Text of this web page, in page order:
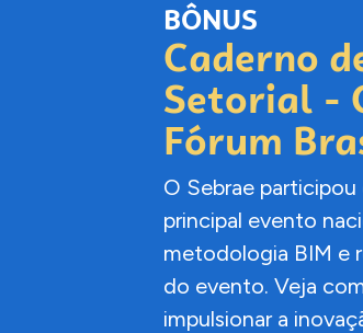
BÔNUS
Caderno
Setorial -
Fórum
O Sebrae
principal evento
metodologia BIM e
do evento. Veja
impulsionar a